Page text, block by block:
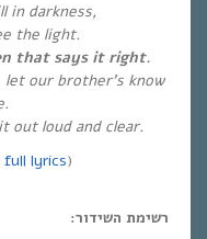
in darkness,
the light.
that says it right.
our brother’s know
out loud and clear.
full lyrics)
רשימת השידור: